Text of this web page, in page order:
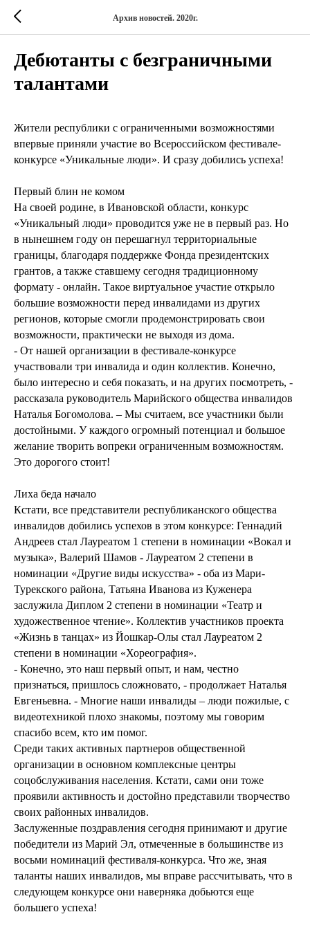
Архив новостей. 2020г.
Дебютанты с безграничными
талантами
Жители республики с ограниченными возможностями
впервые приняли участие во Всероссийском фестивале-
конкурсе «Уникальные люди». И сразу добились успеха!
Первый блин не комом
На своей родине, в Ивановской области, конкурс
«Уникальный люди» проводится уже не в первый раз. Но
в нынешнем году он перешагнул территориальные
границы, благодаря поддержке Фонда президентских
грантов, а также ставшему сегодня традиционному
формату - онлайн. Такое виртуальное участие открыло
большие возможности перед инвалидами из других
регионов, которые смогли продемонстрировать свои
возможности, практически не выходя из дома.
- От нашей организации в фестивале-конкурсе
участвовали три инвалида и один коллектив. Конечно,
было интересно и себя показать, и на других посмотреть, -
рассказала руководитель Марийского общества инвалидов
Наталья Богомолова. – Мы считаем, все участники были
достойными. У каждого огромный потенциал и большое
желание творить вопреки ограниченным возможностям.
Это дорогого стоит!
Лиха беда начало
Кстати, все представители республиканского общества
инвалидов добились успехов в этом конкурсе: Геннадий
Андреев стал Лауреатом 1 степени в номинации «Вокал и
музыка», Валерий Шамов - Лауреатом 2 степени в
номинации «Другие виды искусства» - оба из Мари-
Турекского района, Татьяна Иванова из Куженера
заслужила Диплом 2 степени в номинации «Театр и
художественное чтение». Коллектив участников проекта
«Жизнь в танцах» из Йошкар-Олы стал Лауреатом 2
степени в номинации «Хореография».
- Конечно, это наш первый опыт, и нам, честно
признаться, пришлось сложновато, - продолжает Наталья
Евгеньевна. - Многие наши инвалиды – люди пожилые, с
видеотехникой плохо знакомы, поэтому мы говорим
спасибо всем, кто им помог.
Среди таких активных партнеров общественной
организации в основном комплексные центры
соцобслуживания населения. Кстати, сами они тоже
проявили активность и достойно представили творчество
своих районных инвалидов.
Заслуженные поздравления сегодня принимают и другие
победители из Марий Эл, отмеченные в большинстве из
восьми номинаций фестиваля-конкурса. Что же, зная
таланты наших инвалидов, мы вправе рассчитывать, что в
следующем конкурсе они наверняка добьются еще
большего успеха!